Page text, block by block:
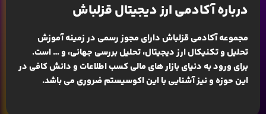
درباره آکادمی ارز دیجیتال قزلباش
مجموعه آکادمی قزلباش دارای مجوز رسمی در زمینهآموزش
تحلیل و تکنیکال ارز دیجیتال، تحلیل بررسی جهانی، و … است.
برای ورود به دنیای بازار های مالی کسب اطلاعات و دانش کافی در
این حوزه و نیز آشنایی با این اکوسیستم ضروری می باشد.